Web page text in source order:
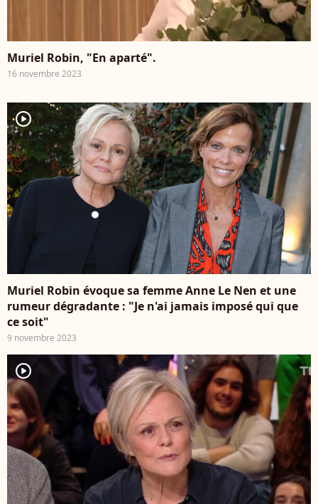
Muriel Robin, "En aparté".
16 novembre 2023
player2
Muriel Robin évoque sa femme Anne Le Nen et une
rumeur dégradante : "Je n'ai jamais imposé qui que
ce soit"
9 novembre 2023
player2